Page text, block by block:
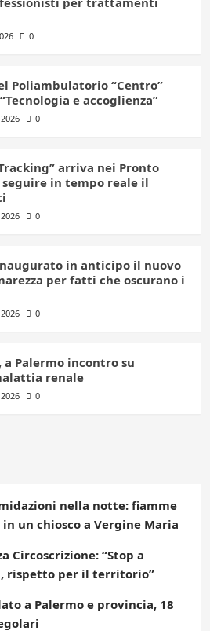
0
Poliambulatorio “Centro”
e accoglienza”
0
arriva nei Pronto
seguire in tempo reale il
0
in anticipo il nuovo
per fatti che oscurano i
0
a Palermo incontro su
renale
0
nella notte: fiamme
un chiosco a Vergine Maria
Circoscrizione: “Stop a
rispetto per il territorio”
a Palermo e provincia, 18